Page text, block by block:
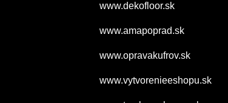
www.dekofloor.sk
www.amapoprad.sk
www.opravakufrov.sk
www.vytvorenieeshopu.sk